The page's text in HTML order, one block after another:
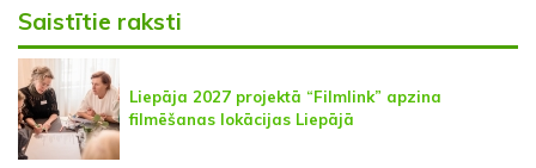
Saistītie raksti
Liepāja 2027 projektā “Filmlink” apzina
filmēšanas lokācijas Liepājā